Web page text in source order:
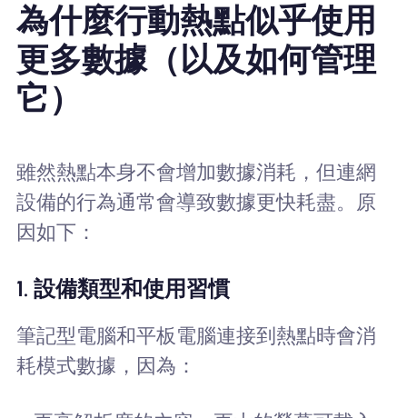
為什麼行動熱點似乎使用
更多數據（以及如何管理
它）
雖然熱點本身不會增加數據消耗，但連網
設備的行為通常會導致數據更快耗盡。原
因如下：
1. 設備類型和使用習慣
筆記型電腦和平板電腦連接到熱點時會消
耗模式數據，因為：